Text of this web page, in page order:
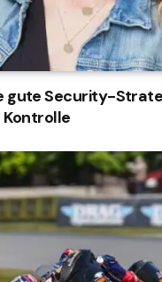
gute Security-